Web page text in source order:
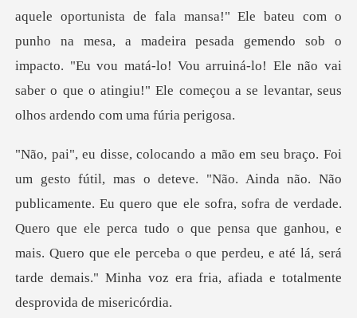
aquele oportunista de fala mansa!" Ele bateu com o
punho na mesa, a mad
te. Eu quero que ele sofra, sofra de verdade.
Quero que ele perca tudo o que pensa que ganhou, e
mais. Quero que ele